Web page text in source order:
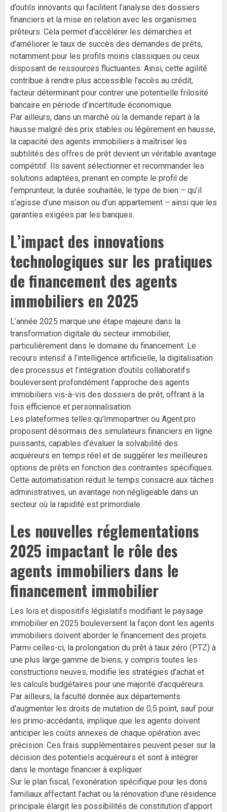
d’outils innovants qui facilitent l’analyse des dossiers
financiers et la mise en relation avec les organismes
prêteurs. Cela permet d’accélérer les démarches et
d’améliorer le taux de succès des demandes de prêts,
notamment pour les profils moins classiques ou ceux
disposant de ressources fluctuantes. Ainsi, cette agilité
contribue à rendre plus accessible l’accès au crédit,
facteur déterminant pour contrer une potentielle frilosité
bancaire en période d’incertitude économique.
Par ailleurs, dans un marché où la demande repart à la
hausse malgré des prix stables ou légèrement en hausse,
la capacité des agents immobiliers à maîtriser les
subtilités des offres de prêt devient un véritable avantage
compétitif. Ils savent sélectionner et recommander les
solutions adaptées, prenant en compte le profil de
l’emprunteur, la durée souhaitée, le type de bien – qu’il
s’agisse d’une maison ou d’un appartement – ainsi que les
garanties exigées par les banques.
L’impact des innovations
technologiques sur les pratiques
de financement des agents
immobiliers en 2025
L’année 2025 marque une étape majeure dans la
transformation digitale du secteur immobilier,
particulièrement dans le domaine du financement. Le
recours intensif à l’intelligence artificielle, la digitalisation
des processus et l’intégration d’outils collaboratifs
bouleversent profondément l’approche des agents
immobiliers vis-à-vis des dossiers de prêt, offrant à la
fois efficience et personnalisation.
Les plateformes telles qu’Immopartner ou Agent.pro
proposent désormais des simulateurs financiers en ligne
puissants, capables d’évaluer la solvabilité des
acquéreurs en temps réel et de suggérer les meilleures
options de prêts en fonction des contraintes spécifiques.
Cette automatisation réduit le temps consacré aux tâches
administratives, un avantage non négligeable dans un
secteur où la rapidité est primordiale.
Les nouvelles réglementations
2025 impactant le rôle des
agents immobiliers dans le
financement immobilier
Les lois et dispositifs législatifs modifiant le paysage
immobilier en 2025 bouleversent la façon dont les agents
immobiliers doivent aborder le financement des projets.
Parmi celles-ci, la prolongation du prêt à taux zéro (PTZ) à
une plus large gamme de biens, y compris toutes les
constructions neuves, modifie les stratégies d’achat et
les calculs budgétaires pour une majorité d’acquéreurs.
Par ailleurs, la faculté donnée aux départements
d’augmenter les droits de mutation de 0,5 point, sauf pour
les primo-accédants, implique que les agents doivent
anticiper les coûts annexes de chaque opération avec
précision. Ces frais supplémentaires peuvent peser sur la
décision des potentiels acquéreurs et sont à intégrer
dans le montage financier à expliquer.
Sur le plan fiscal, l’exonération spécifique pour les dons
familiaux affectant l’achat ou la rénovation d’une résidence
principale élargit les possibilités de constitution d’apport